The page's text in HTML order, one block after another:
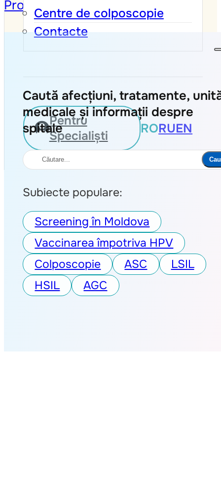
Centre de colposcopie
Contacte
Pentru
Specialiști
RORUEN
Protecția Datelor
Caută afecțiuni, tratamente,
medicale și informații despre
spitale
Caută
Subiecte populare:
Screening în Moldova
Vaccinarea împotriva HPV
Colposcopie
ASC
LSIL
HSIL
AGC